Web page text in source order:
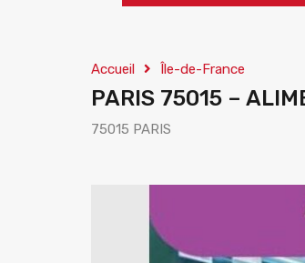
Accueil Île-de-France
PARIS 75015 –
75015 PARIS